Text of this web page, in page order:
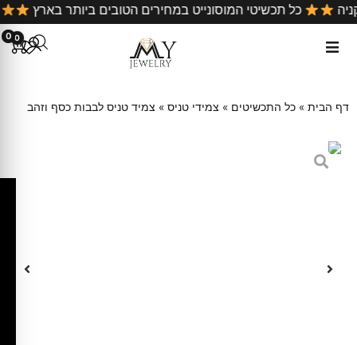
קניה כל תכשיטי המוסונייט במחירים הטובים ביותר בארץ
0 0
דף הבית » כל התכשיטים » צמידי טניס » צמיד טניס לבבות כסף וזהב